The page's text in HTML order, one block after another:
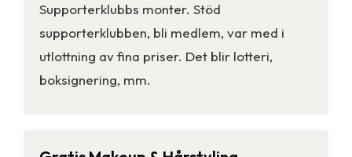
Supporterklubbs monter. Stöd
supporterklubben, bli medlem, var med i
utlottning av fina priser. Det blir lotteri,
boksignering, mm.